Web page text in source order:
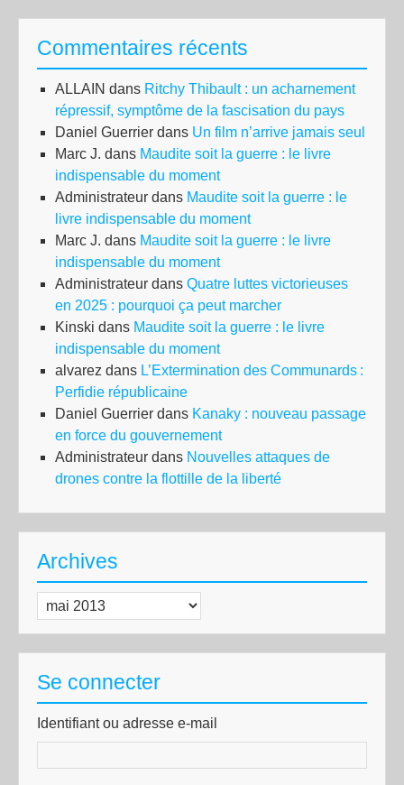
les
Commentaires récents
ALLAIN dans Ritchy Thibault : un acharnement
répressif, symptôme de la fascisation du pays
Daniel Guerrier dans Un film n’arrive jamais seul
Marc J. dans Maudite soit la guerre : le livre
indispensable du moment
Administrateur dans Maudite soit la guerre : le
livre indispensable du moment
Marc J. dans Maudite soit la guerre : le livre
indispensable du moment
Administrateur dans Quatre luttes victorieuses
en 2025 : pourquoi ça peut marcher
Kinski dans Maudite soit la guerre : le livre
indispensable du moment
alvarez dans L’Extermination des Communards :
Perfidie républicaine
Daniel Guerrier dans Kanaky : nouveau passage
en force du gouvernement
Administrateur dans Nouvelles attaques de
drones contre la flottille de la liberté
Archives
Archives
Se connecter
Identifiant ou adresse e-mail